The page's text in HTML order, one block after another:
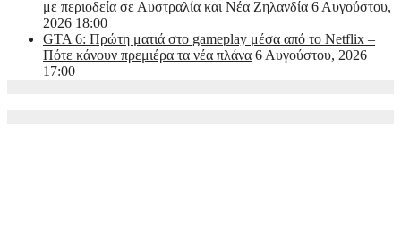
με περιοδεία σε Αυστραλία και Νέα Ζηλανδία 6 Αυγούστου,
2026 18:00
GTA 6: Πρώτη ματιά στο gameplay μέσα από το Netflix –
Πότε κάνουν πρεμιέρα τα νέα πλάνα 6 Αυγούστου, 2026
17:00